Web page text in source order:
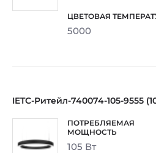
5000
IETC-Ритейл-740074-105-9555
105 Вт